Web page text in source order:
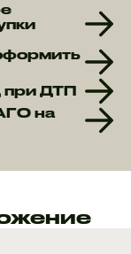
при ДТП
на